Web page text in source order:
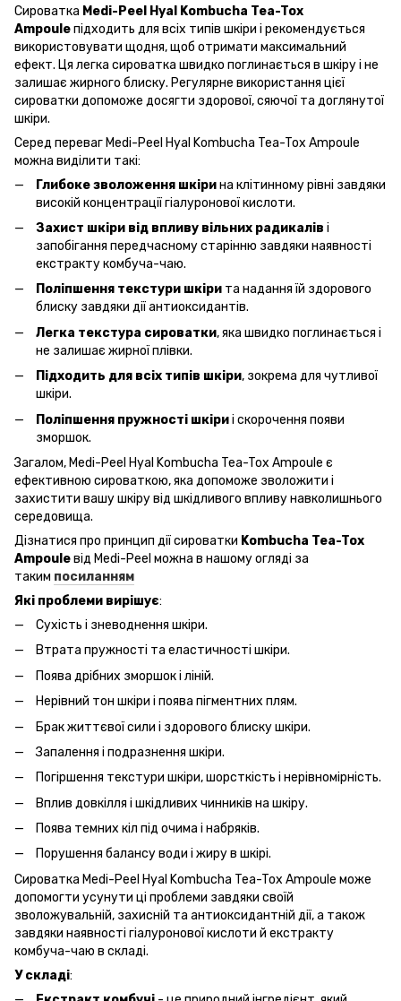
Сироватка Medi-Peel Hyal Kombucha Tea-Tox
Ampouleпідходить для всіх типів шкіри і рекомендується
використовувати щодня, щоб отримати максимальний
ефект. Ця легка сироватка швидко поглинається в шкіру і не
залишає жирного блиску. Регулярне використання цієї
сироватки допоможе досягти здорової, сяючої та доглянутої
шкіри.
Серед переваг Medi-Peel Hyal Kombucha Tea-Tox Ampoule
можна виділити такі:
Глибоке зволоження шкірина клітинному рівні завдяки
високій концентрації гіалуронової кислоти.
Захист шкіри від впливу вільних радикалів і
запобігання передчасному старінню завдяки наявності
екстракту комбуча-чаю.
Поліпшення текстури шкіри та надання їй здорового
блиску завдяки дії антиоксидантів.
Легка текстура сироватки, яка швидко поглинається і
не залишає жирної плівки.
Підходить для всіх типів шкіри, зокрема для чутливої
шкіри.
Поліпшення пружності шкіриі скорочення появи
зморшок.
Загалом, Medi-Peel Hyal Kombucha Tea-Tox Ampoule є
ефективною сироваткою, яка допоможе зволожити і
захистити вашу шкіру від шкідливого впливу навколишнього
середовища.
Дізнатися про принцип дії сироватки Kombucha Tea-Tox
Ampouleвід Medi-Peel можна в нашому огляді за
таким посиланням
Які проблеми вирішує:
Сухість і зневоднення шкіри.
Втрата пружності та еластичності шкіри.
Поява дрібних зморшок і ліній.
Нерівний тон шкіри і поява пігментних плям.
Брак життєвої сили і здорового блиску шкіри.
Запалення і подразнення шкіри.
Погіршення текстури шкіри, шорсткість і нерівномірність.
Вплив довкілля і шкідливих чинників на шкіру.
Поява темних кіл під очима і набряків.
Порушення балансу води і жиру в шкірі.
Сироватка Medi-Peel Hyal Kombucha Tea-Tox Ampoule може
допомогти усунути ці проблеми завдяки своїй
зволожувальній, захисній та антиоксидантній дії, а також
завдяки наявності гіалуронової кислоти й екстракту
комбуча-чаю в складі.
У складі: